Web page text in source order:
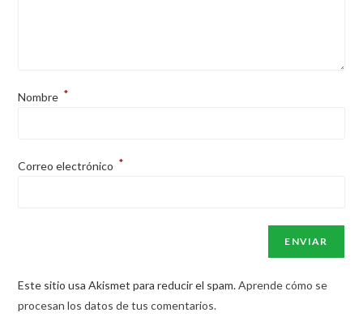
Nombre *
Correo electrónico *
Este sitio usa Akismet para reducir el spam.Aprende cómo se
procesan los datos de tus comentarios.